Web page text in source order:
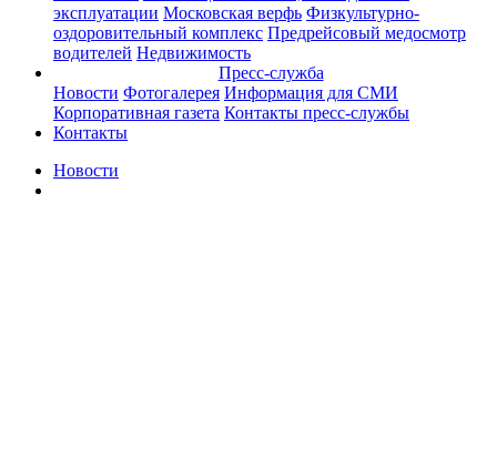
эксплуатации Московская верфь Физкультурно-
оздоровительный комплекс Предрейсовый медосмотр
водителей Недвижимость
Пресс-служба
Новости Фотогалерея Информация для СМИ
Корпоративная газета Контакты пресс-службы
Контакты
Новости